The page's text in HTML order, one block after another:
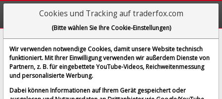
BioNTech SE American Depositary Share
[BNTX | WKN A2PSR2 | ISIN US09075V1026]
91,116 $ -1,15 %
Echtzeit-Aktienkurs vom 06.08.2026 um 19:59 Uhr
Cookies und Tracking auf traderfox.com
(Bitte wählen Sie Ihre Cookie-Einstellungen)
Wir verwenden notwendige Cookies, damit unsere Website technisch
funktioniert. Mit Ihrer Einwilligung verwenden wir außerdem Dienste von
Partnern, z. B. für eingebettete YouTube-Videos, Reichweitenmessung
und personalisierte Werbung.
Dabei können Informationen auf Ihrem Gerät gespeichert oder